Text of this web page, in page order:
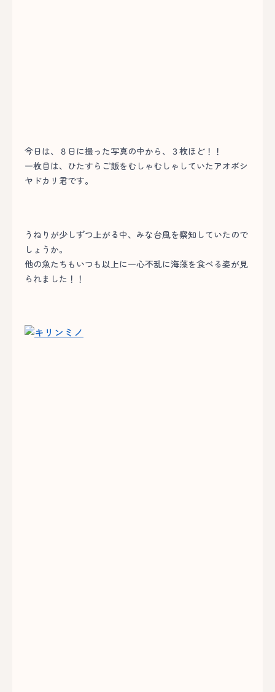
今日は、８日に撮った写真の中から、３枚ほど！！
一枚目は、ひたすらご飯をむしゃむしゃしていたアオボシ
ヤドカリ君です。
うねりが少しずつ上がる中、みな台風を察知していたので
しょうか。
他の魚たちもいつも以上に一心不乱に海藻を食べる姿が見
られました！！